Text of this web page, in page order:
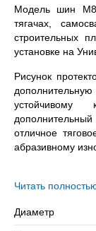
Модель шин
тягачах,
строительных
установке на
Рисунок
отличное
абразивному
шина с
Сомневаетесь
Читать
Диаметр